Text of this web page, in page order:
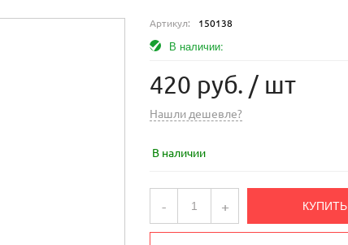
Артикул: 150138
В наличии:
420 руб. / шт
Нашли дешевле?
В наличии
- + КУПИТЬ